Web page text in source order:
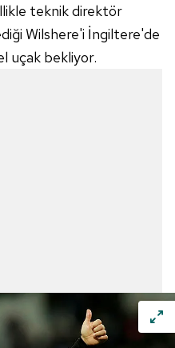
teknik direktör
Wilshere'i İngiltere'de
uçak bekliyor.